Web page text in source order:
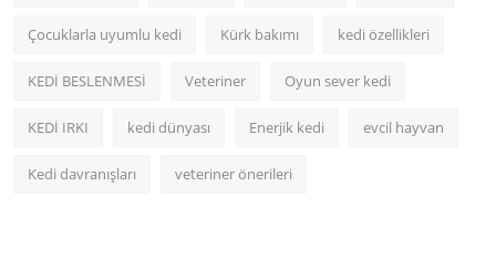
Çocuklarla uyumlu kedi Kürk bakımı kedi özellikleri
KEDİ BESLENMESİ Veteriner Oyun sever kedi
KEDİ IRKI kedi dünyası Enerjik kedi evcil hayvan
Kedi davranışları veteriner önerileri